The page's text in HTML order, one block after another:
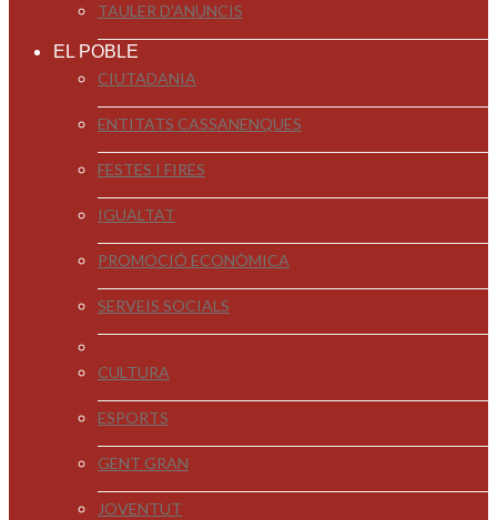
TAULER D'ANUNCIS
EL POBLE
CIUTADANIA
ENTITATS CASSANENQUES
FESTES I FIRES
IGUALTAT
PROMOCIÓ ECONÒMICA
SERVEIS SOCIALS
CULTURA
ESPORTS
GENT GRAN
JOVENTUT